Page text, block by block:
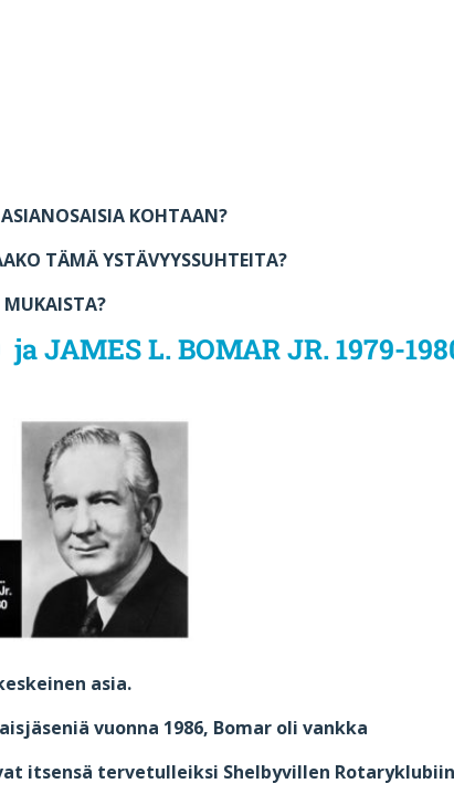
KOHTAAN?
TÄMÄ YSTÄVYYSSUHTEITA?
JAMES L. BOMAR JR. 1979-
asia.
vuonna 1986, Bomar oli vankka
itsensä tervetulleiksi Shelbyvillen